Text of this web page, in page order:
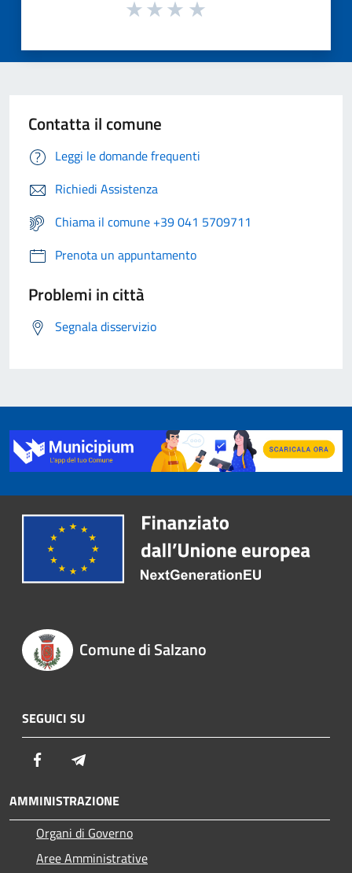
Contatta il comune
Leggi le domande frequenti
Richiedi Assistenza
Chiama il comune +39 041 5709711
Prenota un appuntamento
Problemi in città
Segnala disservizio
Comune di Salzano
SEGUICI SU
Facebook
AMMINISTRAZIONE
Organi di Governo
Aree Amministrative